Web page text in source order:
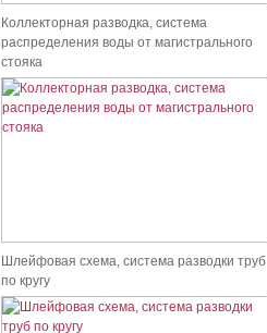
Коллекторная разводка, система
распределения воды от магистрального
стояка
Шлейфовая схема, система разводки труб
по кругу